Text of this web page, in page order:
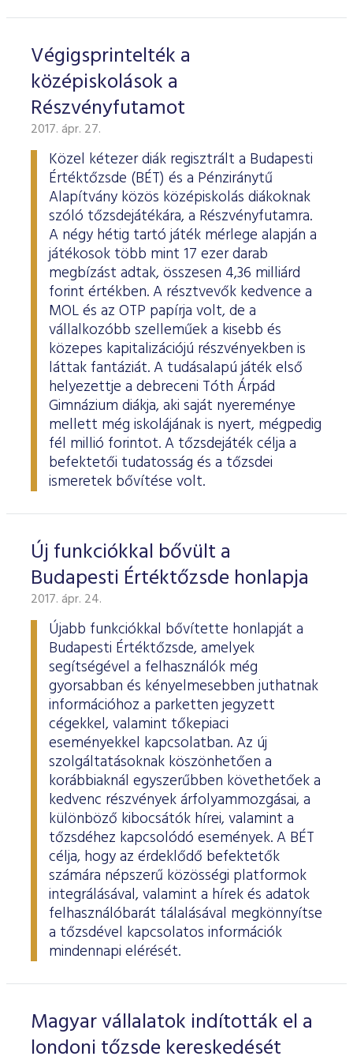
Végigsprintelték a
középiskolások a
Részvényfutamot
2017. ápr. 27.
Közel kétezer diák regisztrált a Budapesti
Értéktőzsde (BÉT) és a Pénziránytű
Alapítvány közös középiskolás diákoknak
szóló tőzsdejátékára, a Részvényfutamra.
A négy hétig tartó játék mérlege alapján a
játékosok több mint 17 ezer darab
megbízást adtak, összesen 4,36 milliárd
forint értékben. A résztvevők kedvence a
MOL és az OTP papírja volt, de a
vállalkozóbb szelleműek a kisebb és
közepes kapitalizációjú részvényekben is
láttak fantáziát. A tudásalapú játék első
helyezettje a debreceni Tóth Árpád
Gimnázium diákja, aki saját nyereménye
mellett még iskolájának is nyert, mégpedig
fél millió forintot. A tőzsdejáték célja a
befektetői tudatosság és a tőzsdei
ismeretek bővítése volt.
Új funkciókkal bővült a
Budapesti Értéktőzsde honlapja
2017. ápr. 24.
Újabb funkciókkal bővítette honlapját a
Budapesti Értéktőzsde, amelyek
segítségével a felhasználók még
gyorsabban és kényelmesebben juthatnak
információhoz a parketten jegyzett
cégekkel, valamint tőkepiaci
eseményekkel kapcsolatban. Az új
szolgáltatásoknak köszönhetően a
korábbiaknál egyszerűbben követhetőek a
kedvenc részvények árfolyammozgásai, a
különböző kibocsátók hírei, valamint a
tőzsdéhez kapcsolódó események. A BÉT
célja, hogy az érdeklődő befektetők
számára népszerű közösségi platformok
integrálásával, valamint a hírek és adatok
felhasználóbarát tálalásával megkönnyítse
a tőzsdével kapcsolatos információk
mindennapi elérését.
Magyar vállalatok indították el a
londoni tőzsde kereskedését